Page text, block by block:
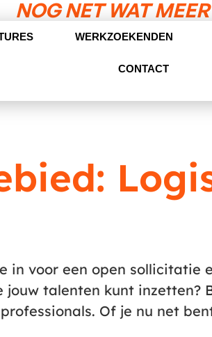
NOG NET WAT MEER
WERKZOEKENDEN
CONTACT
voor een open sollicitatie
talenten kunt inzetten?
Of je nu net